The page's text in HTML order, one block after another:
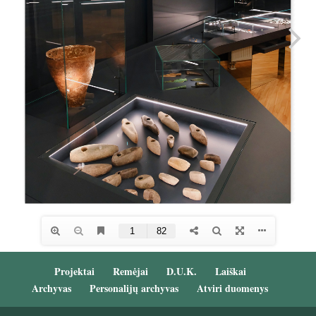
Projektai Remėjai D.U.K.
Laiškai
Archyvas
Personalijų archyvas Atviri duomenys